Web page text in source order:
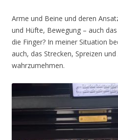
Arme und Beine und deren
und Hüfte, Bewegung – auch
die Finger? In meiner Situation
auch, das Strecken, Spreizen
wahrzumehmen.